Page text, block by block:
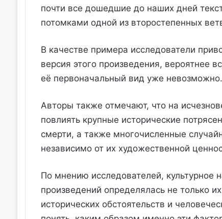
почти все дошедшие до наших дней
потомками одной из второстепенных
В качестве примера исследователи
версия этого произведения, вероятнее
её первоначальный вид уже невозможно.
Авторы также отмечают, что на
повлиять крупные исторические
смерти, а также многочисленные
независимо от их художественной
По мнению исследователей, культурное
произведений определялась не только
исторических обстоятельств и